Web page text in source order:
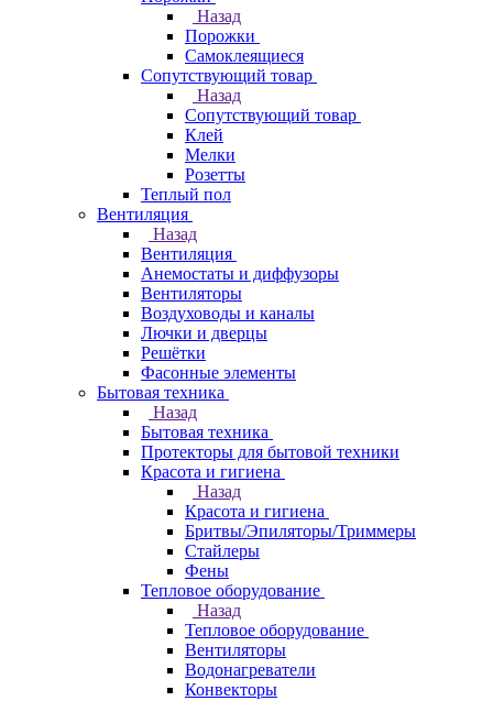
Назад
Порожки
Самоклеящиеся
Сопутствующий товар
Назад
Сопутствующий товар
Клей
Мелки
Розетты
Теплый пол
Вентиляция
Назад
Вентиляция
Анемостаты и диффузоры
Вентиляторы
Воздуховоды и каналы
Лючки и дверцы
Решётки
Фасонные элементы
Бытовая техника
Назад
Бытовая техника
Протекторы для бытовой техники
Красота и гигиена
Назад
Красота и гигиена
Бритвы/Эпиляторы/Триммеры
Стайлеры
Фены
Тепловое оборудование
Назад
Тепловое оборудование
Вентиляторы
Водонагреватели
Конвекторы